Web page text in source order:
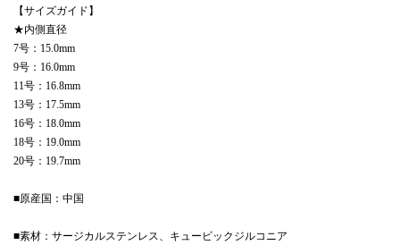
【サイズガイド】
★内側直径
7号：15.0mm
9号：16.0mm
11号：16.8mm
13号：17.5mm
16号：18.0mm
18号：19.0mm
20号：19.7mm
■原産国：中国
■素材：サージカルステンレス、キュービックジルコニア